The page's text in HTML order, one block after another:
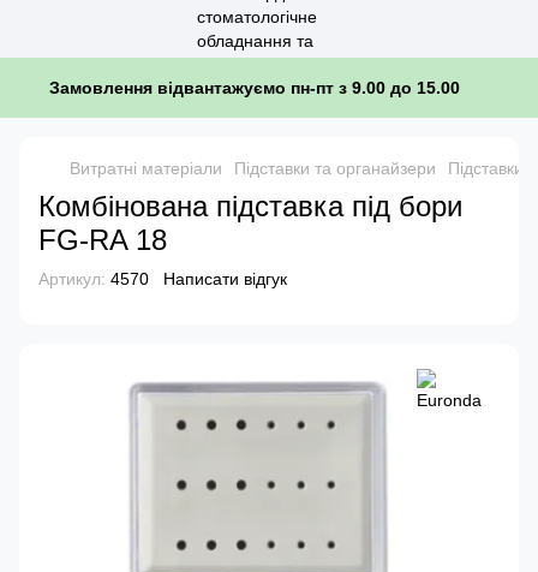
Замовлення відвантажуємо пн-пт з 9.00 до 15.00
Витратні матеріали Підставки та органайзери Підставки
Комбінована підставка під бори
FG-RA 18
Артикул: 4570 Написати відгук